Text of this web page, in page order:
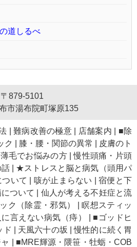
道しるべ
〒879-5101
市湯布院町塚原135
難病改善の極意 店舗案内
■除
ク
膝・腰・関節の異常
皮膚のト
薄毛でお悩みの方|慢性頭痛・片頭
| ★ストレスと脳と病気（頭用パ
いて 咳が止まらない |宿便と下
ついて
仙人が考える不妊症と流
ク（除霊・邪気） |瞑想スティッ
に言えない病気（痔）
■ゴッドヒ
ド
天風六十の坂 |慢性的に続く胃
■MRE輝源・隈笹・牡蛎・COB